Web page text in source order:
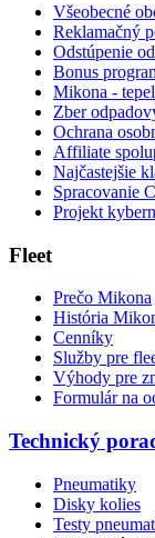
Všeobecné
Reklamačný
Odstúpenie
Bonus
Mikona -
Zber
Ochrana
Affiliate
Najčastejšie
Spracovanie
Projekt
Fleet
Prečo Mikona
História
Cenníky
Služby pre
Výhody pre
Formulár na
Technický
Pneumatiky
Disky kolies
Testy